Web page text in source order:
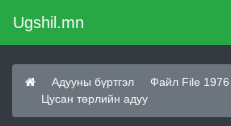
Ugshil.mn
Адууны бүртгэл
Файл File 1976
Цусан төрлийн адуу